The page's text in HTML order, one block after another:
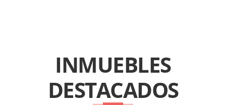
INMUEBLES
DESTACADOS